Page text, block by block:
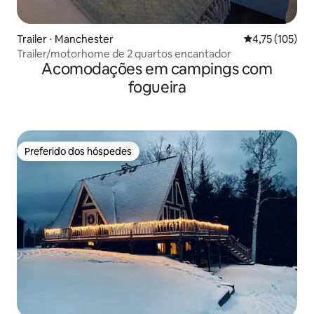
Trailer ⋅ Manchester 4,75 de uma
4,75 (105)
Trailer/motorhome de 2 quartos encantador
Acomodações em campings com
fogueira
Preferido dos hóspedes
Preferido dos hóspedes